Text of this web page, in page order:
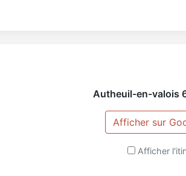
Autheuil-en-valois
Afficher sur
Afficher